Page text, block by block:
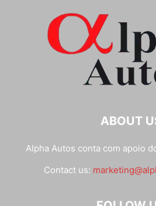
ABOUT
Alpha Autos conta com apoio
Contact us: